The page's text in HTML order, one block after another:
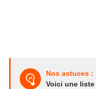
Nos astuces :
Voici une